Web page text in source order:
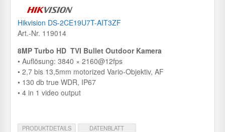
Hikvision DS-2CE19U7T-AIT3ZF
Art.-Nr. 119014
8MP Turbo HD TVI Bullet Outdoor Kamera
• Auflösung: 3840 × 2160@12fps
• 2,7 bis 13,5mm motorized Vario-Objektiv, AF
• 130 db true WDR, IP67
• 4 in 1 video output
PRODUKTDETAILS
DATENBLATT